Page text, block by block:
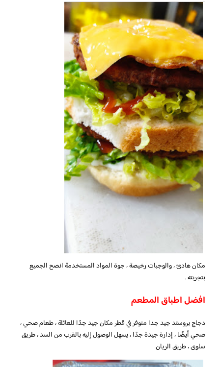
مكان هادئ ، والوجبات رخيصة ، جوة المواد المستخدمة انصح الجميع
بتجربته .
افضل اطباق المطعم
دجاج بروستد جيد جدا متوفر في قطر مكان جيد جدًا للعائلة ، طعام صحي ،
صحي أيضًا ، إدارة جيدة جدًا ، يسهل الوصول إليه بالقرب من السد ، طريق
سلوى ، طريق الريان